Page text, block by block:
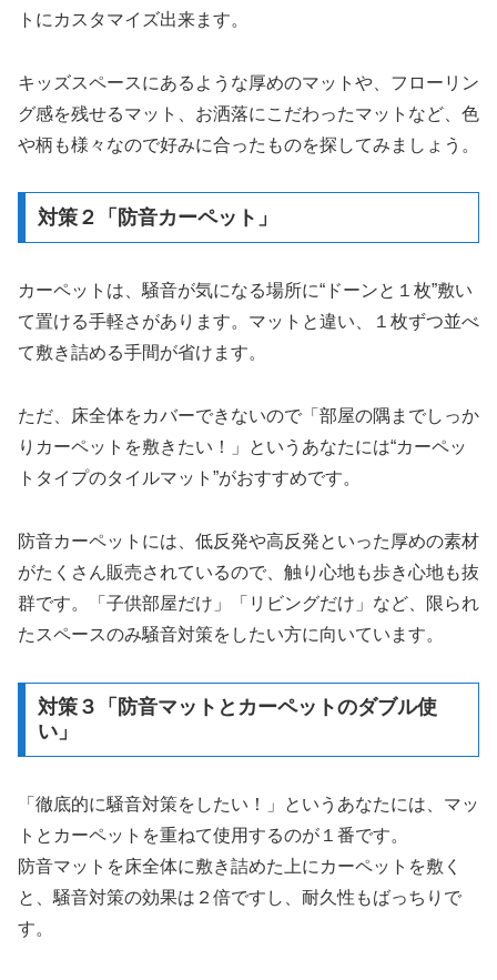
トにカスタマイズ出来ます。
キッズスペースにあるような厚めのマットや、フローリン
グ感を残せるマット、お洒落にこだわったマットなど、色
や柄も様々なので好みに合ったものを探してみましょう。
対策２「防音カーペット」
カーペットは、騒音が気になる場所に“ドーンと１枚”敷い
て置ける手軽さがあります。マットと違い、１枚ずつ並べ
て敷き詰める手間が省けます。
ただ、床全体をカバーできないので「部屋の隅までしっか
りカーペットを敷きたい！」というあなたには“カーペッ
トタイプのタイルマット”がおすすめです。
防音カーペットには、低反発や高反発といった厚めの素材
がたくさん販売されているので、触り心地も歩き心地も抜
群です。「子供部屋だけ」「リビングだけ」など、限られ
たスペースのみ騒音対策をしたい方に向いています。
対策３「防音マットとカーペットのダブル使
い」
「徹底的に騒音対策をしたい！」というあなたには、マッ
トとカーペットを重ねて使用するのが１番です。
防音マットを床全体に敷き詰めた上にカーペットを敷く
と、騒音対策の効果は２倍ですし、耐久性もばっちりで
す。